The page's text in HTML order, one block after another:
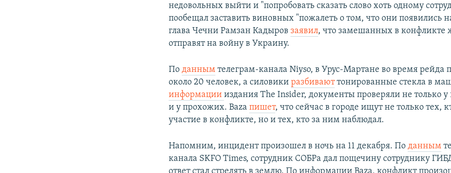
недовольных выйти и "попробовать сказать слово хоть одному
пообещал заставить виновных "пожалеть о том, что они появились
глава Чечни Рамзан Кадыровзаявил, что замешанных в конфликте
отправят на войну в Украину.
Поданным телеграм-канала Niyso, в Урус-Мартане во время
около 20 человек, а силовикиразбиваюттонированные стекла в
информациииздания The Insider, документы проверяли не только у
и у прохожих. Bazaпишет, что сейчас в городе ищут не только тех,
участие в конфликте, но и тех, кто за ним наблюдал.
Напомним, инцидент произошел в ночь на 11 декабря. Поданным
канала SKFO Times, сотрудник СОБРа дал пощечину сотруднику